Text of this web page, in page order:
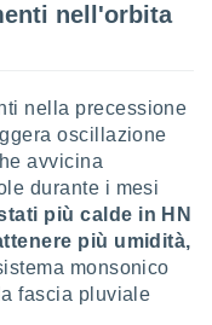
nell'orbita
nella precessione
oscillazione
avvicina
durante i mesi
più calde in HN
più umidità,
monsonico
fascia pluviale